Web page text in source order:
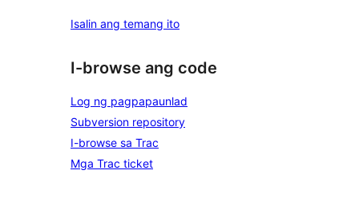
Isalin ang temang ito
I-browse ang code
Log ng pagpapaunlad
Subversion repository
I-browse sa Trac
Mga Trac ticket